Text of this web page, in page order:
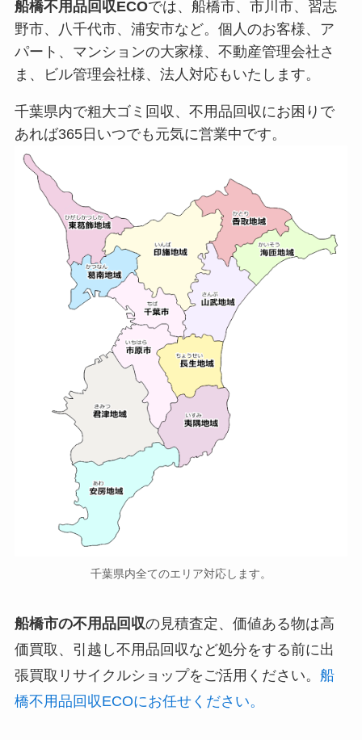
船橋不用品回収ECOでは、船橋市、市川市、習志
野市、八千代市、浦安市など。個人のお客様、ア
パート、マンションの大家様、不動産管理会社さ
ま、ビル管理会社様、法人対応もいたします。
千葉県内で粗大ゴミ回収、不用品回収にお困りで
あれば365日いつでも元気に営業中です。
千葉県内全てのエリア対応します。
船橋市の不用品回収の見積査定、価値ある物は高
価買取、引越し不用品回収など処分をする前に出
張買取リサイクルショップをご活用ください。 船
橋不用品回収ECOにお任せください。